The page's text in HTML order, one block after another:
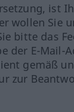
ist
wollen Sie
bitte das
der E-Mail-
gemäß
zur